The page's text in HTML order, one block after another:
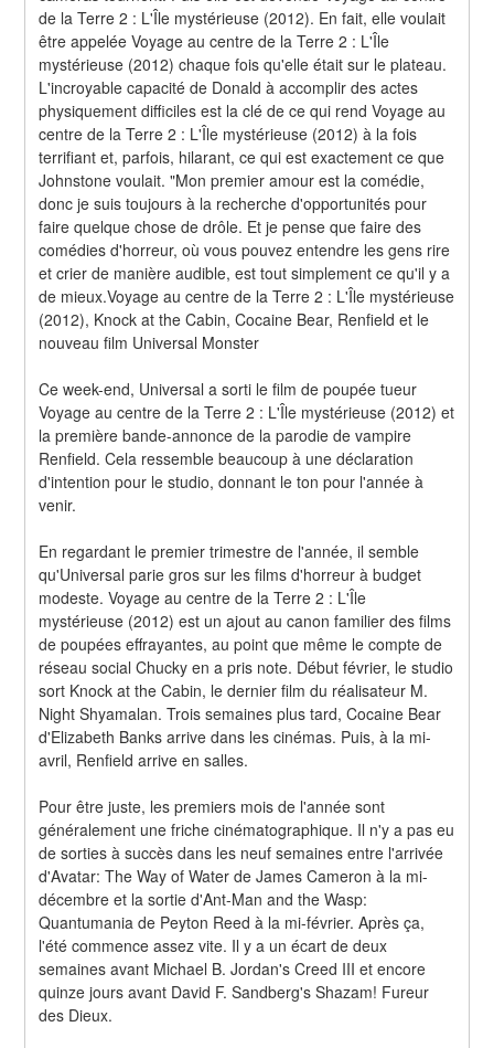
de la Terre 2 : L'Île mystérieuse (2012). En fait, elle voulait
être appelée Voyage au centre de la Terre 2 : L'Île
mystérieuse (2012) chaque fois qu'elle était sur le plateau.
L'incroyable capacité de Donald à accomplir des actes
physiquement difficiles est la clé de ce qui rend Voyage au
centre de la Terre 2 : L'Île mystérieuse (2012) à la fois
terrifiant et, parfois, hilarant, ce qui est exactement ce que
Johnstone voulait. "Mon premier amour est la comédie,
donc je suis toujours à la recherche d'opportunités pour
faire quelque chose de drôle. Et je pense que faire des
comédies d'horreur, où vous pouvez entendre les gens rire
et crier de manière audible, est tout simplement ce qu'il y a
de mieux.Voyage au centre de la Terre 2 : L'Île mystérieuse
(2012), Knock at the Cabin, Cocaine Bear, Renfield et le
nouveau film Universal Monster
Ce week-end, Universal a sorti le film de poupée tueur
Voyage au centre de la Terre 2 : L'Île mystérieuse (2012) et
la première bande-annonce de la parodie de vampire
Renfield. Cela ressemble beaucoup à une déclaration
d'intention pour le studio, donnant le ton pour l'année à
venir.
En regardant le premier trimestre de l'année, il semble
qu'Universal parie gros sur les films d'horreur à budget
modeste. Voyage au centre de la Terre 2 : L'Île
mystérieuse (2012) est un ajout au canon familier des films
de poupées effrayantes, au point que même le compte de
réseau social Chucky en a pris note. Début février, le studio
sort Knock at the Cabin, le dernier film du réalisateur M.
Night Shyamalan. Trois semaines plus tard, Cocaine Bear
d'Elizabeth Banks arrive dans les cinémas. Puis, à la mi-
avril, Renfield arrive en salles.
Pour être juste, les premiers mois de l'année sont
généralement une friche cinématographique. Il n'y a pas eu
de sorties à succès dans les neuf semaines entre l'arrivée
d'Avatar: The Way of Water de James Cameron à la mi-
décembre et la sortie d'Ant-Man and the Wasp:
Quantumania de Peyton Reed à la mi-février. Après ça,
l'été commence assez vite. Il y a un écart de deux
semaines avant Michael B. Jordan's Creed III et encore
quinze jours avant David F. Sandberg's Shazam! Fureur
des Dieux.